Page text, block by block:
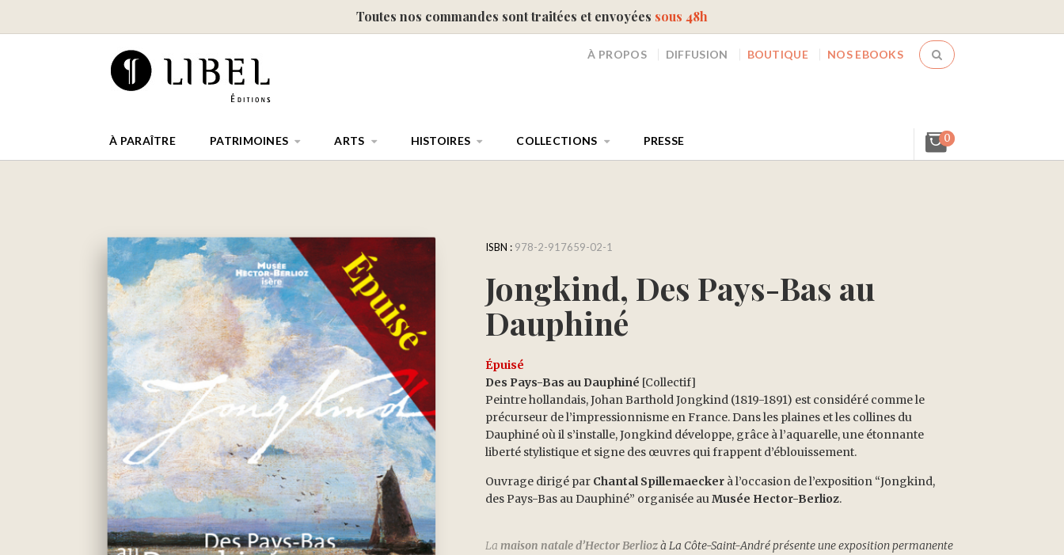
Toutes nos commandes sont traitées et envoyées sous 48h
À PROPOS DIFFUSION BOUTIQUE NOS EBOOKS
À PARAÎTRE PATRIMOINES ARTS HISTOIRES COLLECTIONS PRESSE 0
ISBN : 978-2-917659-02-1
Jongkind, Des Pays-Bas au
Dauphiné
Épuisé
Des Pays-Bas au Dauphiné [Collectif]
Peintre hollandais, Johan Barthold Jongkind (1819-1891) est considéré comme le
précurseur de l’impressionnisme en France. Dans les plaines et les collines du
Dauphiné où il s’installe, Jongkind développe, grâce à l’aquarelle, une étonnante
liberté stylistique et signe des œuvres qui frappent d’éblouissement.
Ouvrage dirigé par Chantal Spillemaecker à l’occasion de l’exposition “Jongkind,
des Pays-Bas au Dauphiné” organisée auMusée Hector-Berlioz.
La maison natale d’Hector Berliozà La Côte-Saint-André présente une exposition permanente